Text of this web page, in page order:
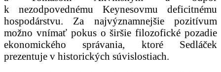
k nezodpovednému Keynesovmu deficitnému
hospodárstvu. Za najvýznamnejšie pozitívum
možno vnímať pokus o širšie filozofické pozadie
ekonomického správania, ktoré Sedláček
prezentuje v historických súvislostiach.